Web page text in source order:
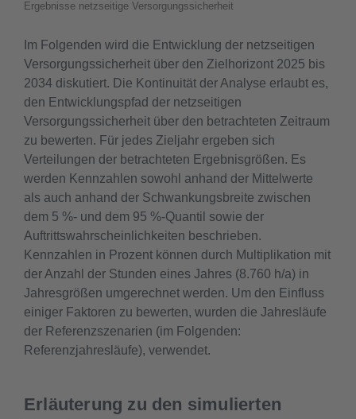
Ergebnisse netzseitige Versorgungssicherheit
Im Folgenden wird die Entwicklung der netzseitigen
Versorgungssicherheit über den Zielhorizont 2025 bis
2034 diskutiert. Die Kontinuität der Analyse erlaubt es,
den Entwicklungspfad der netzseitigen
Versorgungssicherheit über den betrachteten Zeitraum
zu bewerten. Für jedes Zieljahr ergeben sich
Verteilungen der betrachteten Ergebnisgrößen. Es
werden Kennzahlen sowohl anhand der Mittelwerte
als auch anhand der Schwankungsbreite zwischen
dem 5 %- und dem 95 %-Quantil sowie der
Auftrittswahrscheinlichkeiten beschrieben.
Kennzahlen in Prozent können durch Multiplikation mit
der Anzahl der Stunden eines Jahres (8.760 h/a) in
Jahresgrößen umgerechnet werden. Um den Einfluss
einiger Faktoren zu bewerten, wurden die Jahresläufe
der Referenzszenarien (im Folgenden:
Referenzjahresläufe), verwendet.
Erläuterung zu den simulierten